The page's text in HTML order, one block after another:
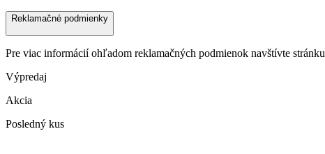
Reklamačné podmienky
Pre viac informácií ohľadom reklamačných podmienok navštívte stránku
Výpredaj
Akcia
Posledný kus